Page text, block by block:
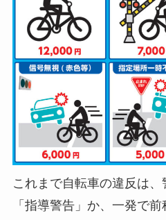
これまで自転車の違反は
「指導警告」か、一発で